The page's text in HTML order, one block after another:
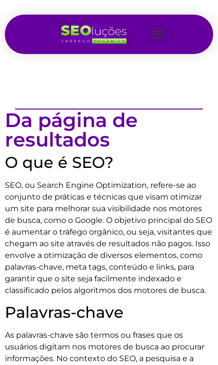
Da página de
resultados
O que é SEO?
SEO, ou Search Engine Optimization, refere-se ao
conjunto de práticas e técnicas que visam otimizar
um site para melhorar sua visibilidade nos motores
de busca, como o Google. O objetivo principal do SEO
é aumentar o tráfego orgânico, ou seja, visitantes que
chegam ao site através de resultados não pagos. Isso
envolve a otimização de diversos elementos, como
palavras-chave, meta tags, conteúdo e links, para
garantir que o site seja facilmente indexado e
classificado pelos algoritmos dos motores de busca.
Palavras-chave
As palavras-chave são termos ou frases que os
usuários digitam nos motores de busca ao procurar
informações. No contexto do SEO, a pesquisa e a